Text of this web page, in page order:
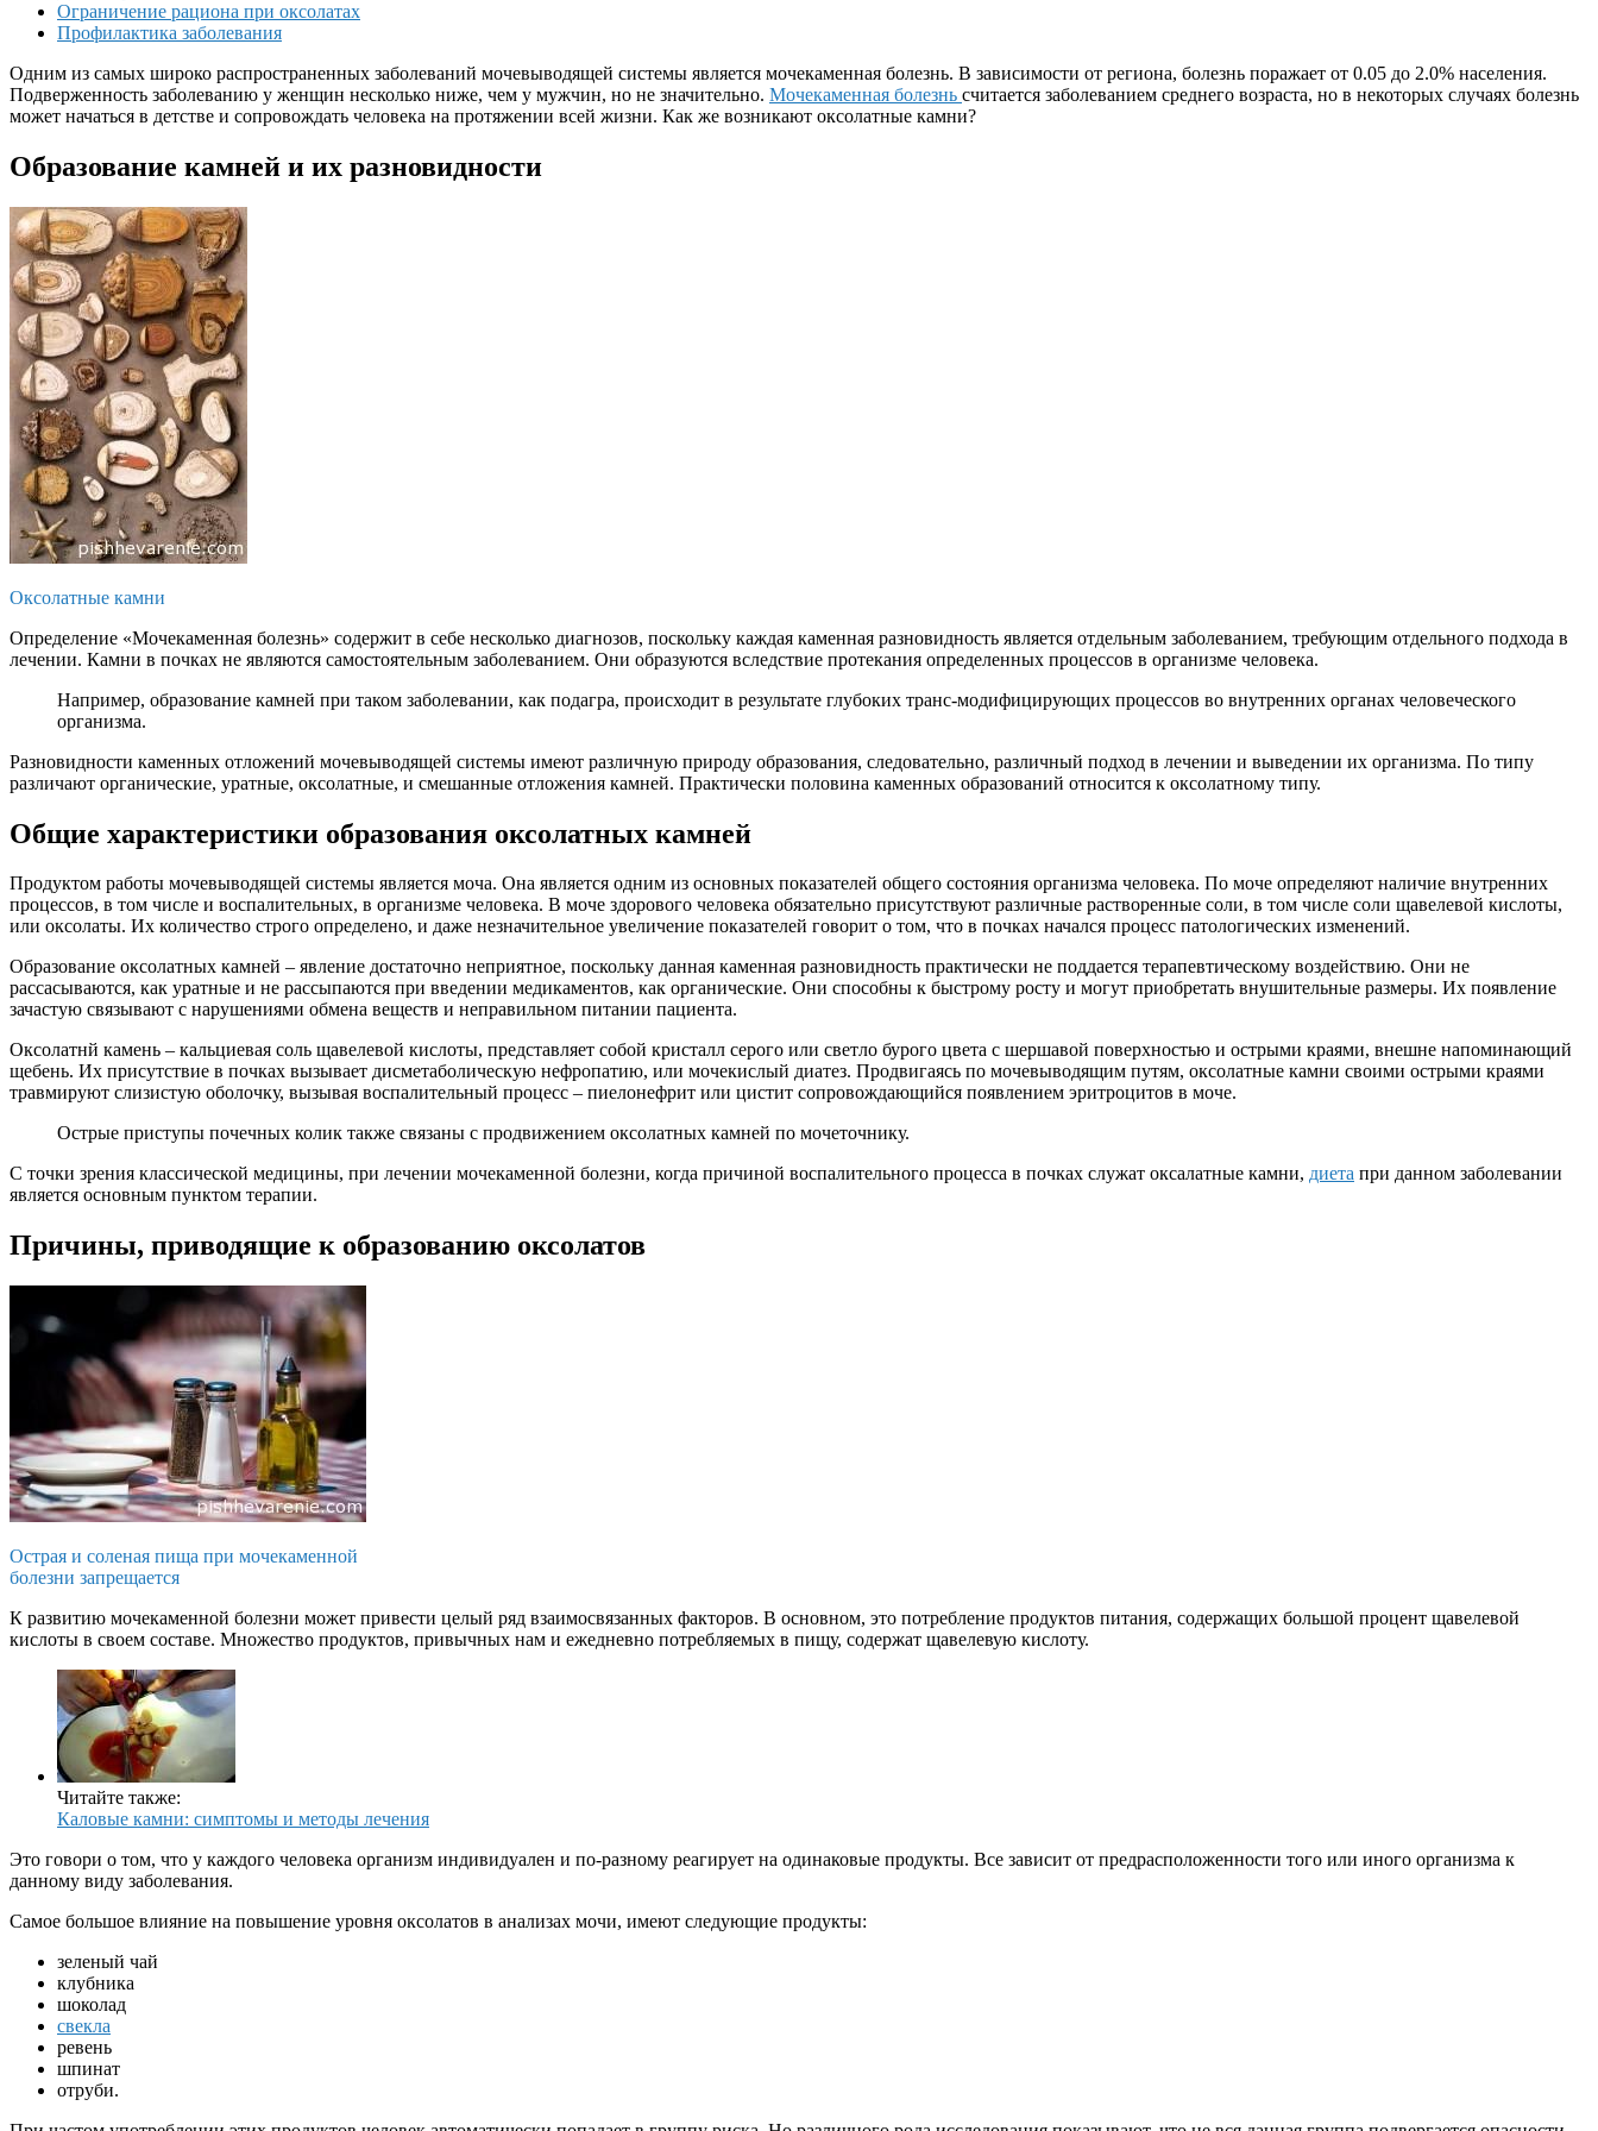
Ограничение рациона при оксолатах
Профилактика заболевания
Одним из самых широко распространенных заболеваний мочевыводящей системы является мочекаменная болезнь. В зависимости от региона, болезнь поражает от 0.05 до 2.0% населения.
Подверженность заболеванию у женщин несколько ниже, чем у мужчин, но не значительно. Мочекаменная болезнь считается заболеванием среднего возраста, но в некоторых случаях болезнь
может начаться в детстве и сопровождать человека на протяжении всей жизни. Как же возникают оксолатные камни?
Образование камней и их разновидности
Оксолатные камни
Определение «Мочекаменная болезнь» содержит в себе несколько диагнозов, поскольку каждая каменная разновидность является отдельным заболеванием, требующим отдельного подхода в
лечении. Камни в почках не являются самостоятельным заболеванием. Они образуются вследствие протекания определенных процессов в организме человека.
Например, образование камней при таком заболевании, как подагра, происходит в результате глубоких транс-модифицирующих процессов во внутренних органах человеческого
организма.
Разновидности каменных отложений мочевыводящей системы имеют различную природу образования, следовательно, различный подход в лечении и выведении их организма. По типу
различают органические, уратные, оксолатные, и смешанные отложения камней. Практически половина каменных образований относится к оксолатному типу.
Общие характеристики образования оксолатных камней
Продуктом работы мочевыводящей системы является моча. Она является одним из основных показателей общего состояния организма человека. По моче определяют наличие внутренних
процессов, в том числе и воспалительных, в организме человека. В моче здорового человека обязательно присутствуют различные растворенные соли, в том числе соли щавелевой кислоты,
или оксолаты. Их количество строго определено, и даже незначительное увеличение показателей говорит о том, что в почках начался процесс патологических изменений.
Образование оксолатных камней – явление достаточно неприятное, поскольку данная каменная разновидность практически не поддается терапевтическому воздействию. Они не
рассасываются, как уратные и не рассыпаются при введении медикаментов, как органические. Они способны к быстрому росту и могут приобретать внушительные размеры. Их появление
зачастую связывают с нарушениями обмена веществ и неправильном питании пациента.
Оксолатнй камень – кальциевая соль щавелевой кислоты, представляет собой кристалл серого или светло бурого цвета с шершавой поверхностью и острыми краями, внешне напоминающий
щебень. Их присутствие в почках вызывает дисметаболическую нефропатию, или мочекислый диатез. Продвигаясь по мочевыводящим путям, оксолатные камни своими острыми краями
травмируют слизистую оболочку, вызывая воспалительный процесс – пиелонефрит или цистит сопровождающийся появлением эритроцитов в моче.
Острые приступы почечных колик также связаны с продвижением оксолатных камней по мочеточнику.
С точки зрения классической медицины, при лечении мочекаменной болезни, когда причиной воспалительного процесса в почках служат оксалатные камни, диета при данном заболевании
является основным пунктом терапии.
Причины, приводящие к образованию оксолатов
Острая и соленая пища при мочекаменной
болезни запрещается
К развитию мочекаменной болезни может привести целый ряд взаимосвязанных факторов. В основном, это потребление продуктов питания, содержащих большой процент щавелевой
кислоты в своем составе. Множество продуктов, привычных нам и ежедневно потребляемых в пищу, содержат щавелевую кислоту.
Читайте также:
Каловые камни: симптомы и методы лечения
Это говори о том, что у каждого человека организм индивидуален и по-разному реагирует на одинаковые продукты. Все зависит от предрасположенности того или иного организма к
данному виду заболевания.
Самое большое влияние на повышение уровня оксолатов в анализах мочи, имеют следующие продукты:
зеленый чай
клубника
шоколад
свекла
ревень
шпинат
отруби.